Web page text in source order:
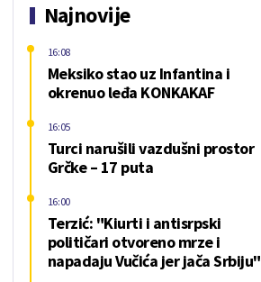
Najnovije
Meksiko stao uz Infantina i
okrenuo leđa KONKAKAF
16:08
Turci narušili vazdušni prostor
Grčke – 17 puta
16:05
Terzić: "Kiurti i antisrpski
političari otvoreno mrze i
napadaju Vučića jer jača Srbiju"
16:00